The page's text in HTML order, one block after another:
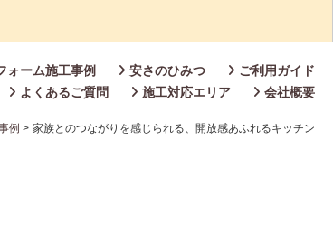
ォーム施工事例 安さのひみつ
ご利用ガイド
よくあるご質問
施工対応エリア 会社概要
例 > 家族とのつながりを感じられる、開放感あふれるキッチン